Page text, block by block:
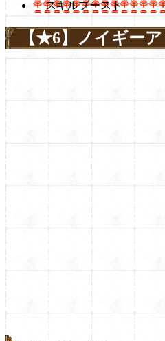
スキルブースト
【★6】ノイギーア